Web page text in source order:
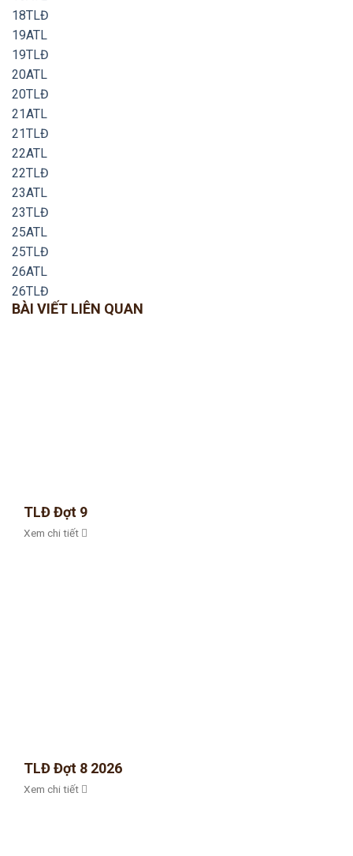
18TLĐ
19ATL
19TLĐ
20ATL
20TLĐ
21ATL
21TLĐ
22ATL
22TLĐ
23ATL
23TLĐ
25ATL
25TLĐ
26ATL
26TLĐ
BÀI VIẾT LIÊN QUAN
TLĐ Đợt 9
Xem chi tiết
TLĐ Đợt 8 2026
Xem chi tiết